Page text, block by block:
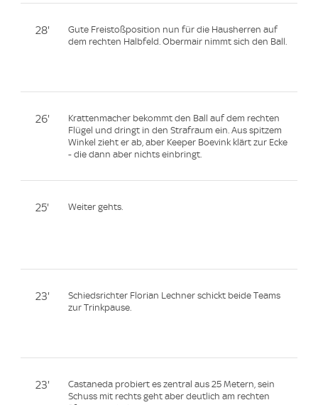
28'
Gute Freistoßposition nun für die Hausherren auf
dem rechten Halbfeld. Obermair nimmt sich den Ball.
26'
Krattenmacher bekommt den Ball auf dem rechten
Flügel und dringt in den Strafraum ein. Aus spitzem
Winkel zieht er ab, aber Keeper Boevink klärt zur Ecke
- die dann aber nichts einbringt.
25' Weiter gehts.
23'
Schiedsrichter Florian Lechner schickt beide Teams
zur Trinkpause.
23'
Castaneda probiert es zentral aus 25 Metern, sein
Schuss mit rechts geht aber deutlich am rechten